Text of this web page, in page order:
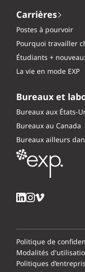
Carrières
Postes à pourvoir
Pourquoi travailler
Étudiants +
La vie en mode EXP
Bureaux et
Bureaux aux États-
Bureaux au Canada
Bureaux ailleurs
Politique de
Modalités
Politiques